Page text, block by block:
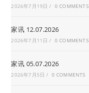
2026年7月19日 / 0 COMMENTS
家讯 12.07.2026
2026年7月11日 / 0 COMMENTS
家讯 05.07.2026
2026年7月5日 / 0 COMMENTS